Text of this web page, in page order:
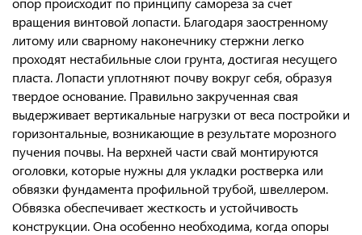
вращения винтовой лопасти. Благодаря заостренному
литому или сварному наконечнику стержни легко
проходят нестабильные слои грунта, достигая несущего
пласта. Лопасти уплотняют почву вокруг себя, образуя
твердое основание. Правильно закрученная свая
выдерживает вертикальные нагрузки от веса постройки и
горизонтальные, возникающие в результате морозного
пучения почвы. На верхней части свай монтируются
оголовки, которые нужны для укладки ростверка или
обвязки фундамента профильной трубой, швеллером.
Обвязка обеспечивает жесткость и устойчивость
конструкции. Она особенно необходима, когда опоры